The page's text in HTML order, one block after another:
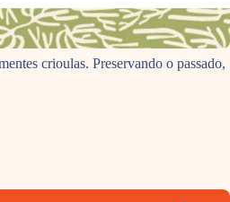
crioulas. Preservando o passado,